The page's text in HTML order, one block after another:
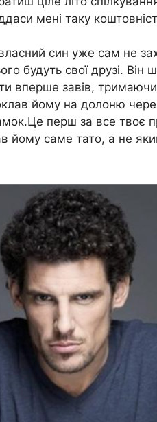
мені таку
син уже сам не
будуть свої друзі. Він
вперше завів,
йому на долоню
перш за все твоє
йому саме тато, а не